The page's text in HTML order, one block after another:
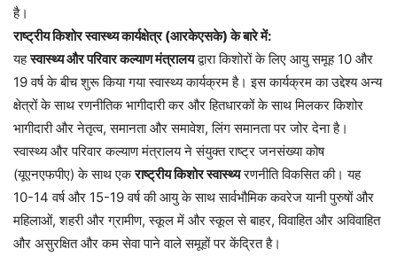
है।
राष्ट्रीय किशोर स्वास्थ्य कार्यक्षेत्र (आरकेएसके) के बारे में:
यहस्वास्थ्य और परिवार कल्याण मंत्रालयद्वारा किशोरों के लिए आयु समूह 10 और
19 वर्ष के बीच शुरू किया गया स्वास्थ्य कार्यक्रम है। इस कार्यक्रम का उद्देश्य अन्य
क्षेत्रों के साथ रणनीतिक भागीदारी कर और हितधारकों के साथ मिलकर किशोर
भागीदारी और नेतृत्व, समानता और समावेश, लिंग समानता पर जोर देना है।
स्वास्थ्य और परिवार कल्याण मंत्रालय ने संयुक्त राष्ट्र जनसंख्या कोष
(यूएनएफपीए) के साथ एकराष्ट्रीय किशोर स्वास्थ्यरणनीति विकसित की। यह
10-14 वर्ष और 15-19 वर्ष की आयु के साथ सार्वभौमिक कवरेज यानी पुरुषों और
महिलाओं, शहरी और ग्रामीण, स्कूल में और स्कूल से बाहर, विवाहित और अविवाहित
और असुरक्षित और कम सेवा पाने वाले समूहों पर केंद्रित है।